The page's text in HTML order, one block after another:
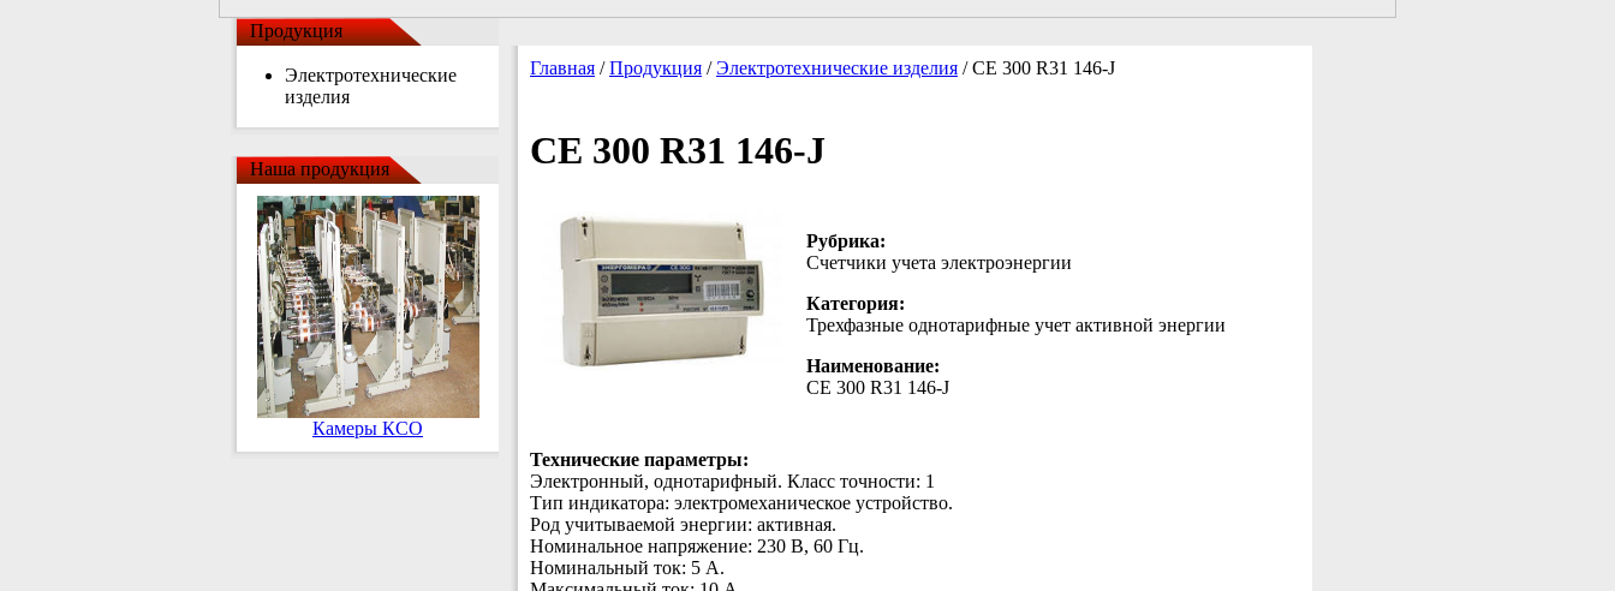
Продукция
Электротехнические
изделия
Наша продукция
Камеры КСО
Главная /Продукция /Электротехнические изделия / CE 300 R31 146-J
CE 300 R31 146-J
Рубрика:
Счетчики учета электроэнергии
Категория:
Трехфазные однотарифные учет активной энергии
Наименование:
CE 300 R31 146-J
Технические параметры:
Электронный, однотарифный. Класс точности: 1
Тип индикатора: электромеханическое устройство.
Род учитываемой энергии: активная.
Номинальное напряжение: 230 В, 60 Гц.
Номинальный ток: 5 А.